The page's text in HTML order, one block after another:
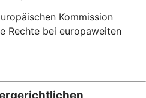
Kommission
Rechte bei europaweiten